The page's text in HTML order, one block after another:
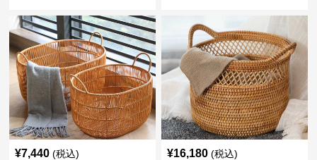
¥7,440 (税込) ¥16,180 (税込)